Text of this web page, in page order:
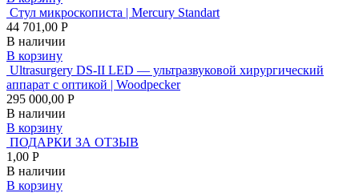
Стул микроскописта | Mercury Standart
44 701,00 Р
В наличии
В корзину
Ultrasurgery DS-II LED — ультразвуковой хирургический
аппарат с оптикой | Woodpecker
295 000,00 Р
В наличии
В корзину
ПОДАРКИ ЗА ОТЗЫВ
1,00 Р
В наличии
В корзину